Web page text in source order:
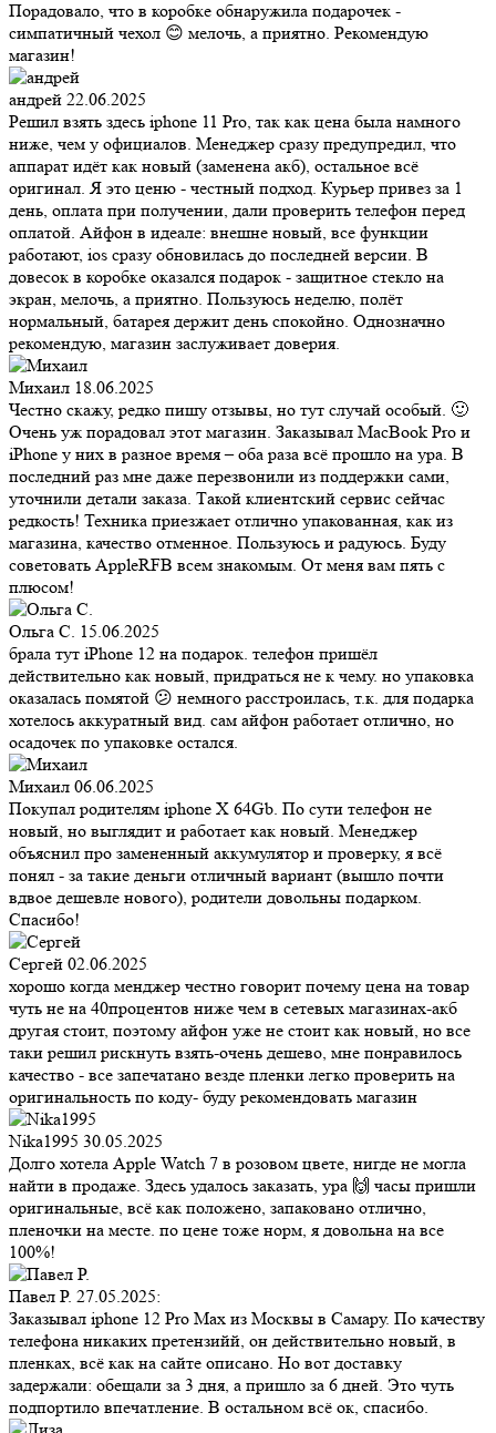
Порадовало, что в коробке обнаружила подарочек -
симпатичный чехол 😊 мелочь, а приятно. Рекомендую
магазин!
андрей 22.06.2025
Решил взять здесь iphone 11 Pro, так как цена была намного
ниже, чем у официалов. Менеджер сразу предупредил, что
аппарат идёт как новый (заменена акб), остальное всё
оригинал. Я это ценю - честный подход. Курьер привез за 1
день, оплата при получении, дали проверить телефон перед
оплатой. Айфон в идеале: внешне новый, все функции
работают, ios сразу обновилась до последней версии. В
довесок в коробке оказался подарок - защитное стекло на
экран, мелочь, а приятно. Пользуюсь неделю, полёт
нормальный, батарея держит день спокойно. Однозначно
рекомендую, магазин заслуживает доверия.
Михаил 18.06.2025
Честно скажу, редко пишу отзывы, но тут случай особый. 🙂
Очень уж порадовал этот магазин. Заказывал MacBook Pro и
iPhone у них в разное время – оба раза всё прошло на ура. В
последний раз мне даже перезвонили из поддержки сами,
уточнили детали заказа. Такой клиентский сервис сейчас
редкость! Техника приезжает отлично упакованная, как из
магазина, качество отменное. Пользуюсь и радуюсь. Буду
советовать AppleRFB всем знакомым. От меня вам пять с
плюсом!
Ольга С. 15.06.2025
брала тут iPhone 12 на подарок. телефон пришёл
действительно как новый, придраться не к чему. но упаковка
оказалась помятой 😕 немного расстроилась, т.к. для подарка
хотелось аккуратный вид. сам айфон работает отлично, но
осадочек по упаковке остался.
Михаил 06.06.2025
Покупал родителям iphone X 64Gb. По сути телефон не
новый, но выглядит и работает как новый. Менеджер
объяснил про замененный аккумулятор и проверку, я всё
понял - за такие деньги отличный вариант (вышло почти
вдвое дешевле нового), родители довольны подарком.
Спасибо!
Сергей 02.06.2025
хорошо когда менджер честно говорит почему цена на товар
чуть не на 40процентов ниже чем в сетевых магазинах-акб
другая стоит, поэтому айфон уже не стоит как новый, но все
таки решил рискнуть взять-очень дешево, мне понравилось
качество - все запечатано везде пленки легко проверить на
оригинальность по коду- буду рекомендовать магазин
Nika1995 30.05.2025
Долго хотела Apple Watch 7 в розовом цвете, нигде не могла
найти в продаже. Здесь удалось заказать, ура 🙌 часы пришли
оригинальные, всё как положено, запаковано отлично,
пленочки на месте. по цене тоже норм, я довольна на все
100%!
Павел Р. 27.05.2025:
Заказывал iphone 12 Pro Max из Москвы в Самару. По качеству
телефона никаких претензийй, он действительно новый, в
пленках, всё как на сайте описано. Но вот доставку
задержали: обещали за 3 дня, а пришло за 6 дней. Это чуть
подпортило впечатление. В остальном всё ок, спасибо.